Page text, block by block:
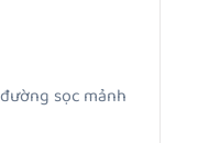
sọc mảnh